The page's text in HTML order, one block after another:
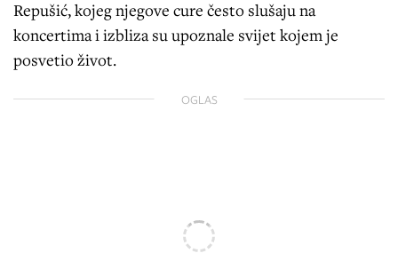
Repušić, kojeg njegove cure često slušaju na
koncertima i izbliza su upoznale svijet kojem je
posvetio život.
OGLAS